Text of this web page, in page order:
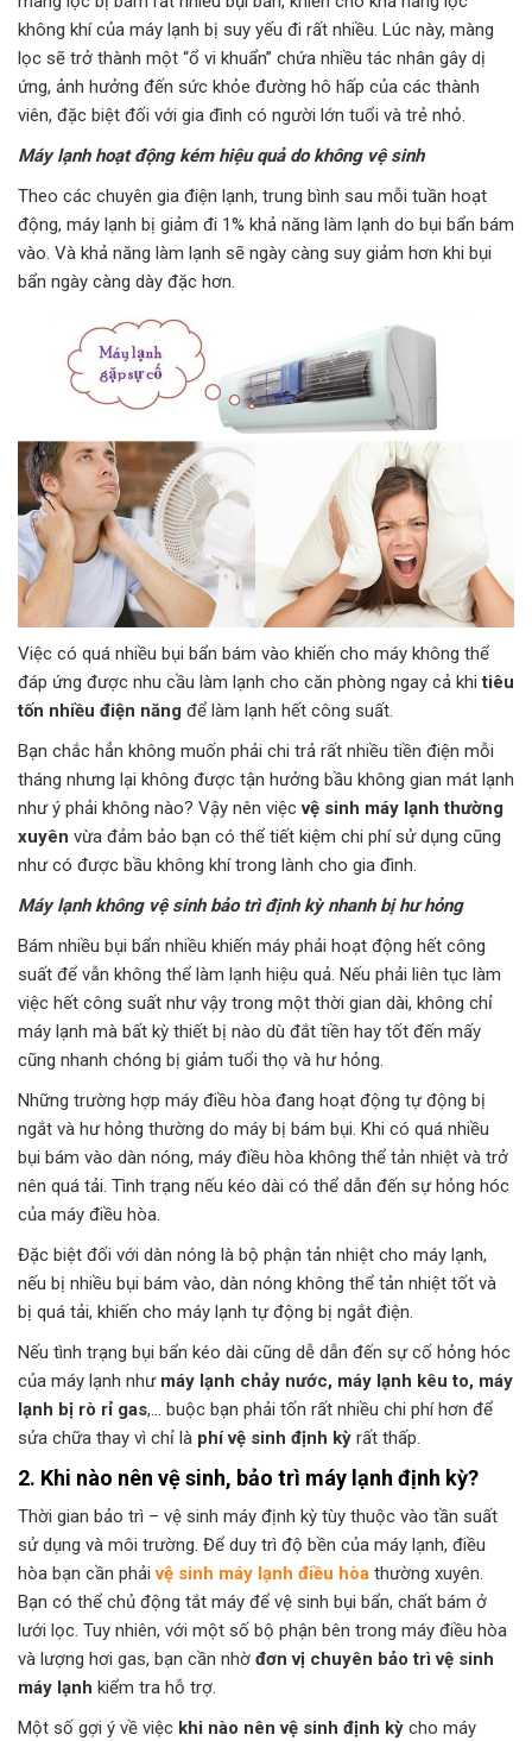
không khí của máy lạnh bị suy yếu đi rất nhiều. Lúc này, màng
lọc sẽ trở thành một “ổ vi khuẩn” chứa nhiều tác nhân gây dị
ứng, ảnh hưởng đến sức khỏe đường hô hấp của các thành
viên, đặc biệt đối với gia đình có người lớn tuổi và trẻ nhỏ.
Máy lạnh hoạt động kém hiệu quả do không vệ sinh
Theo các chuyên gia điện lạnh, trung bình sau mỗi tuần hoạt
động, máy lạnh bị giảm đi 1% khả năng làm lạnh do bụi bẩn bám
vào. Và khả năng làm lạnh sẽ ngày càng suy giảm hơn khi bụi
bẩn ngày càng dày đặc hơn.
Việc có quá nhiều bụi bẩn bám vào khiến cho máy không thể
đáp ứng được nhu cầu làm lạnh cho căn phòng ngay cả khitiêu
tốn nhiều điện năng để làm lạnh hết công suất.
Bạn chắc hẳn không muốn phải chi trả rất nhiều tiền điện mỗi
tháng nhưng lại không được tận hưởng bầu không gian mát lạnh
như ý phải không nào? Vậy nên việcvệ sinh máy lạnh thường
xuyên vừa đảm bảo bạn có thể tiết kiệm chi phí sử dụng cũng
như có được bầu không khí trong lành cho gia đình.
Máy lạnh không vệ sinh bảo trì định kỳ nhanh bị hư hỏng
Bám nhiều bụi bẩn nhiều khiến máy phải hoạt động hết công
suất để vẫn không thể làm lạnh hiệu quả. Nếu phải liên tục làm
việc hết công suất như vậy trong một thời gian dài, không chỉ
máy lạnh mà bất kỳ thiết bị nào dù đắt tiền hay tốt đến mấy
cũng nhanh chóng bị giảm tuổi thọ và hư hỏng.
Những trường hợp máy điều hòa đang hoạt động tự động bị
ngắt và hư hỏng thường do máy bị bám bụi. Khi có quá nhiều
bụi bám vào dàn nóng, máy điều hòa không thể tản nhiệt và trở
nên quá tải. Tình trạng nếu kéo dài có thể dẫn đến sự hỏng hóc
của máy điều hòa.
Đặc biệt đối với dàn nóng là bộ phận tản nhiệt cho máy lạnh,
nếu bị nhiều bụi bám vào, dàn nóng không thể tản nhiệt tốt và
bị quá tải, khiến cho máy lạnh tự động bị ngắt điện.
Nếu tình trạng bụi bẩn kéo dài cũng dễ dẫn đến sự cố hỏng hóc
của máy lạnh như máy lạnh chảy nước, máy lạnh kêu to, máy
lạnh bị rò rỉ gas,… buộc bạn phải tốn rất nhiều chi phí hơn để
sửa chữa thay vì chỉ là phí vệ sinh định kỳ rất thấp.
2. Khi nào nên vệ sinh, bảo trì máy lạnh định kỳ?
Thời gian bảo trì – vệ sinh máy định kỳ tùy thuộc vào tần suất
sử dụng và môi trường. Để duy trì độ bền của máy lạnh, điều
hòa bạn cần phảivệ sinh máy lạnh điều hòa thường xuyên.
Bạn có thể chủ động tắt máy để vệ sinh bụi bẩn, chất bám ở
lưới lọc. Tuy nhiên, với một số bộ phận bên trong máy điều hòa
và lượng hơi gas, bạn cần nhờ đơn vị chuyên bảo trì vệ sinh
máy lạnh kiểm tra hỗ trợ.
Một số gợi ý về việc khi nào nên vệ sinh định kỳ cho máy